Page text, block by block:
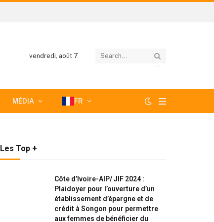
vendredi, août 7
MÉDIA FR
Les Top +
Côte d’Ivoire-AIP/ JIF 2024 :
Plaidoyer pour l’ouverture d’un
établissement d’épargne et de
crédit à Songon pour permettre
aux femmes de bénéficier du